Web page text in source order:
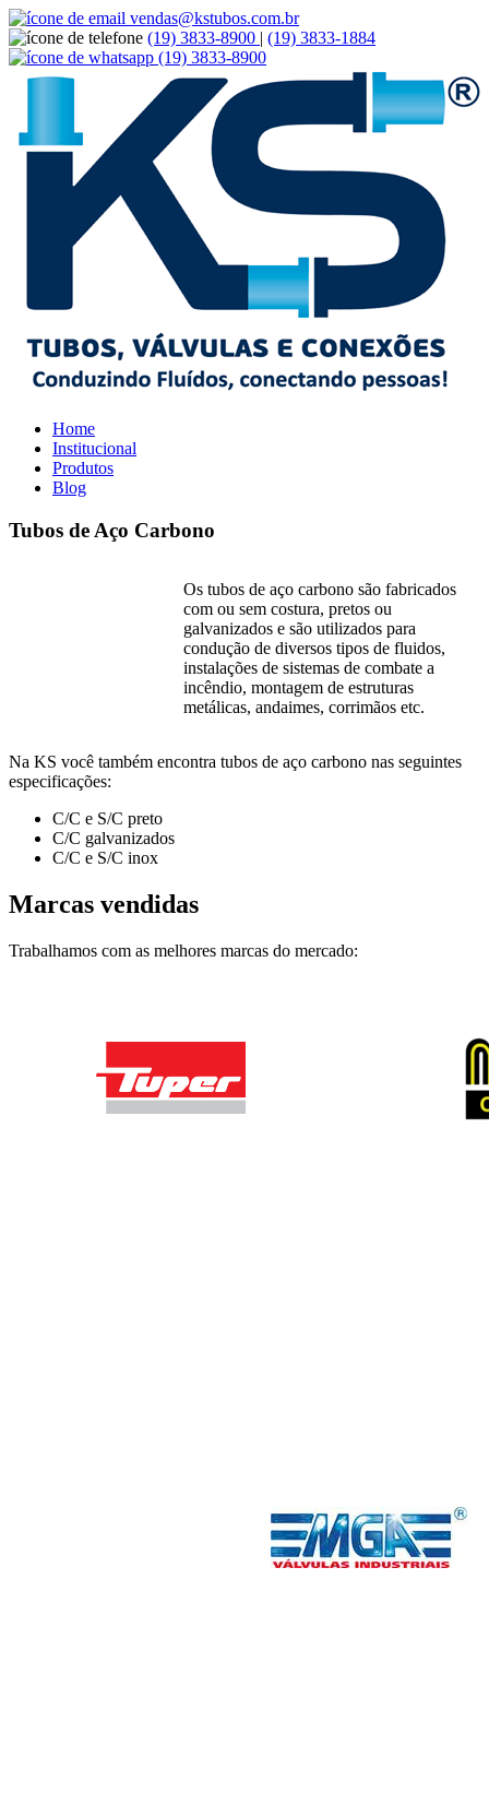
vendas@kstubos.com.br
(19) 3833-8900 | (19) 3833-1884
(19) 3833-8900
Home
Institucional
Produtos
Blog
Tubos de Aço Carbono
Os tubos de aço carbono são fabricados
com ou sem costura, pretos ou
galvanizados e são utilizados para
condução de diversos tipos de fluidos,
instalações de sistemas de combate a
incêndio, montagem de estruturas
metálicas, andaimes, corrimãos etc.
Na KS você também encontra tubos de aço carbono nas seguintes
especificações:
C/C e S/C preto
C/C galvanizados
C/C e S/C inox
Marcas vendidas
Trabalhamos com as melhores marcas do mercado: